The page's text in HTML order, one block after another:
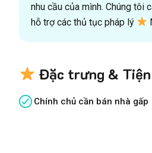
nhu cầu của mình. Chúng tôi
hỗ trợ các thủ tục pháp lý
Đặc trưng &
Chính chủ cần bán nhà gấp